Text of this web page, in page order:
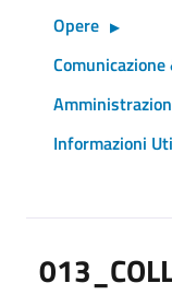
Opere
Informazioni